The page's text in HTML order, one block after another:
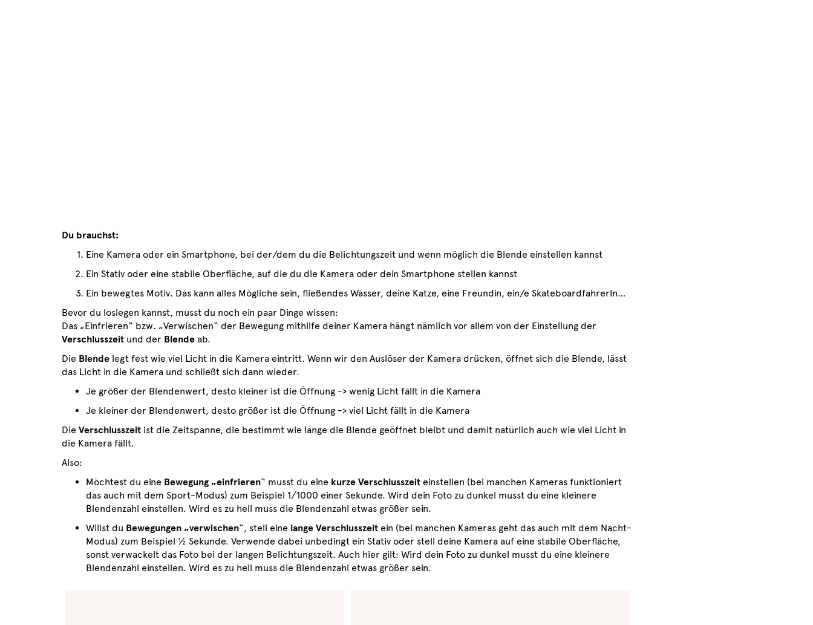
Du brauchst:
Eine Kamera oder ein Smartphone, bei der/dem du die Belichtungszeit und wenn möglich die Blende einstellen kannst
Ein Stativ oder eine stabile Oberfläche, auf die du die Kamera oder dein Smartphone stellen kannst
Ein bewegtes Motiv. Das kann alles Mögliche sein, fließendes Wasser, deine Katze, eine Freundin, ein/e SkateboardfahrerIn…
Bevor du loslegen kannst, musst du noch ein paar Dinge wissen:
Das „Einfrieren“ bzw. „Verwischen“ der Bewegung mithilfe deiner Kamera hängt nämlich vor allem von der Einstellung der
Verschlusszeit und der Blende ab.
Die Blende legt fest wie viel Licht in die Kamera eintritt. Wenn wir den Auslöser der Kamera drücken, öffnet sich die Blende, lässt
das Licht in die Kamera und schließt sich dann wieder.
Je größer der Blendenwert, desto kleiner ist die Öffnung -> wenig Licht fällt in die Kamera
Je kleiner der Blendenwert, desto größer ist die Öffnung -> viel Licht fällt in die Kamera
Die Verschlusszeit ist die Zeitspanne, die bestimmt wie lange die Blende geöffnet bleibt und damit natürlich auch wie viel Licht in
die Kamera fällt.
Also:
Möchtest du eine Bewegung „einfrieren“ musst du eine kurze Verschlusszeit einstellen (bei manchen Kameras funktioniert
das auch mit dem Sport-Modus) zum Beispiel 1/1000 einer Sekunde. Wird dein Foto zu dunkel musst du eine kleinere
Blendenzahl einstellen. Wird es zu hell muss die Blendenzahl etwas größer sein.
Willst du Bewegungen „verwischen“, stell eine lange Verschlusszeit ein (bei manchen Kameras geht das auch mit dem Nacht-
Modus) zum Beispiel ½ Sekunde. Verwende dabei unbedingt ein Stativ oder stell deine Kamera auf eine stabile Oberfläche,
sonst verwackelt das Foto bei der langen Belichtungszeit. Auch hier gilt: Wird dein Foto zu dunkel musst du eine kleinere
Blendenzahl einstellen. Wird es zu hell muss die Blendenzahl etwas größer sein.